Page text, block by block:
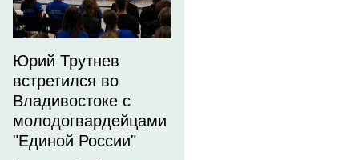
Юрий Трутнев
встретился во
Владивостоке с
молодогвардейцами
"Единой России"